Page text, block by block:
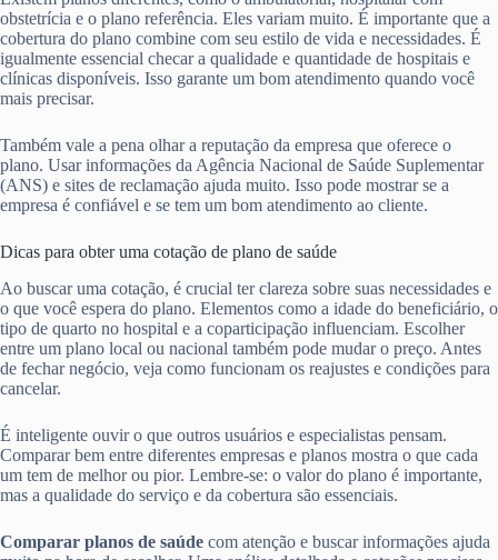
obstetrícia e o plano referência. Eles variam muito. É importante que a
cobertura do plano combine com seu estilo de vida e necessidades. É
igualmente essencial checar a qualidade e quantidade de hospitais e
clínicas disponíveis. Isso garante um bom atendimento quando você
mais precisar.
Também vale a pena olhar a reputação da empresa que oferece o
plano. Usar informações da Agência Nacional de Saúde Suplementar
(ANS) e sites de reclamação ajuda muito. Isso pode mostrar se a
empresa é confiável e se tem um bom atendimento ao cliente.
Dicas para obter uma cotação de plano de saúde
Ao buscar uma cotação, é crucial ter clareza sobre suas necessidades e
o que você espera do plano. Elementos como a idade do beneficiário, o
tipo de quarto no hospital e a coparticipação influenciam. Escolher
entre um plano local ou nacional também pode mudar o preço. Antes
de fechar negócio, veja como funcionam os reajustes e condições para
cancelar.
É inteligente ouvir o que outros usuários e especialistas pensam.
Comparar bem entre diferentes empresas e planos mostra o que cada
um tem de melhor ou pior. Lembre-se: o valor do plano é importante,
mas a qualidade do serviço e da cobertura são essenciais.
Comparar planos de saúde com atenção e buscar informações ajuda